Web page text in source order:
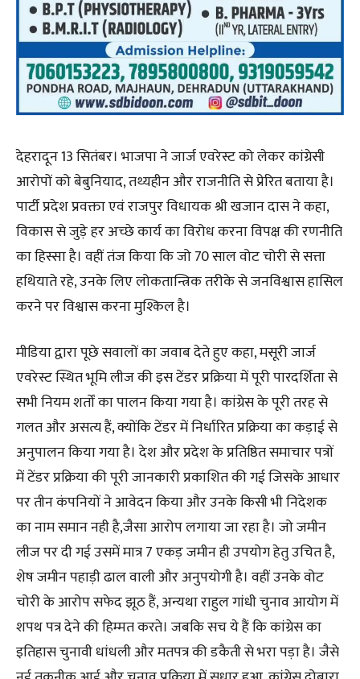
देहरादून 13 सितंबर। भाजपा ने जार्ज एवरेस्ट को लेकर कांग्रेसी
आरोपों को बेबुनियाद, तथ्यहीन और राजनीति से प्रेरित बताया है।
पार्टी प्रदेश प्रवक्ता एवं राजपुर विधायक श्री खजान दास ने कहा,
विकास से जुड़े हर अच्छे कार्य का विरोध करना विपक्ष की रणनीति
का हिस्सा है। वहीं तंज किया कि जो 70 साल वोट चोरी से सत्ता
हथियाते रहे, उनके लिए लोकतान्त्रिक तरीके से जनविश्वास हासिल
करने पर विश्वास करना मुश्किल है।
मीडिया द्वारा पूछे सवालों का जवाब देते हुए कहा, मसूरी जार्ज
एवरेस्ट स्थित भूमि लीज की इस टेंडर प्रक्रिया में पूरी पारदर्शिता से
सभी नियम शर्तों का पालन किया गया है। कांग्रेस के पूरी तरह से
गलत और असत्य हैं, क्योंकि टेंडर में निर्धारित प्रक्रिया का कड़ाई से
अनुपालन किया गया है। देश और प्रदेश के प्रतिष्ठित समाचार पत्रों
में टेंडर प्रक्रिया की पूरी जानकारी प्रकाशित की गई जिसके आधार
पर तीन कंपनियों ने आवेदन किया और उनके किसी भी निदेशक
का नाम समान नही है,जैसा आरोप लगाया जा रहा है। जो जमीन
लीज पर दी गई उसमें मात्र 7 एकड़ जमीन ही उपयोग हेतु उचित है,
शेष जमीन पहाड़ी ढाल वाली और अनुपयोगी है। वहीं उनके वोट
चोरी के आरोप सफेद झूठ हैं, अन्यथा राहुल गांधी चुनाव आयोग में
शपथ पत्र देने की हिम्मत करते। जबकि सच ये हैं कि कांग्रेस का
इतिहास चुनावी धांधली और मतपत्र की डकैती से भरा पड़ा है। जैसे